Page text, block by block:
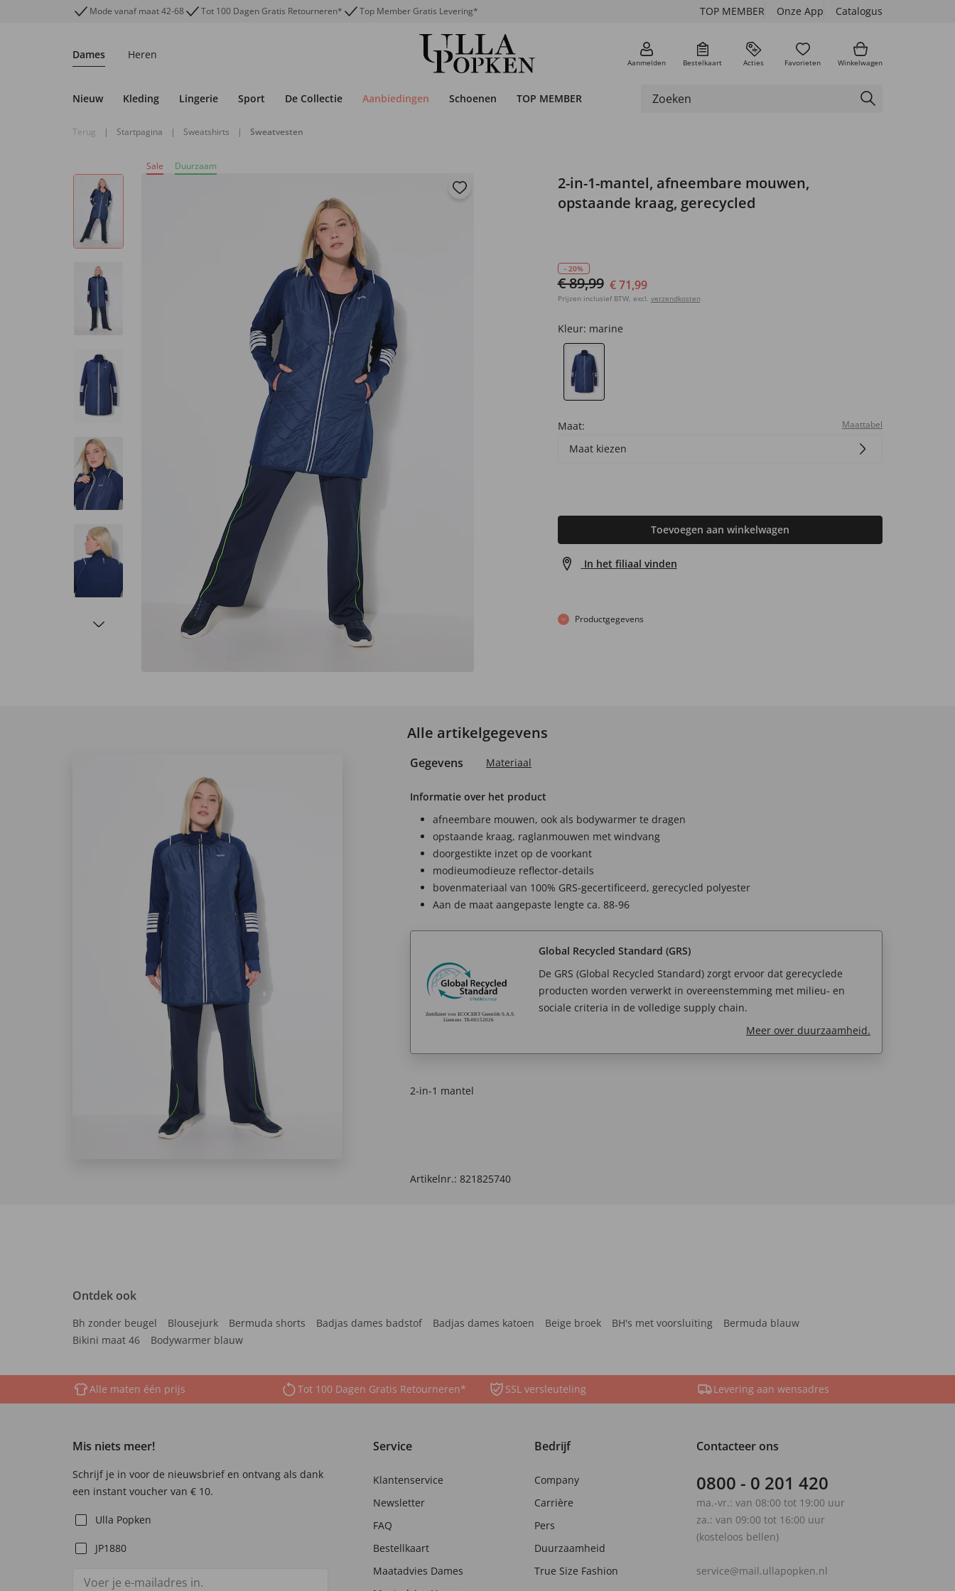
Mode vanaf maat 42-68 Tot 100 Dagen Gratis Retourneren* Top Member Gratis Levering* TOP MEMBER Onze App Catalogus
Dames Heren
Aanmelden Bestelkaart Acties Favorieten Winkelwagen
Nieuw Kleding Lingerie Sport De Collectie Aanbiedingen Schoenen TOP MEMBER
Terug | Startpagina | Sweatshirts | Sweatvesten
Sale Duurzaam
2-in-1-mantel, afneembare mouwen,
opstaande kraag, gerecycled
- 20%
€ 89,99 € 71,99
Prijzen inclusief BTW, excl. verzendkosten
Kleur: marine
Maat: Maattabel
Maat kiezen
Toevoegen aan winkelwagen
In het filiaal vinden
Productgegevens
Alle artikelgegevens
Gegevens Materiaal
Informatie over het product
afneembare mouwen, ook als bodywarmer te dragen
opstaande kraag, raglanmouwen met windvang
doorgestikte inzet op de voorkant
modieumodieuze reflector-details
bovenmateriaal van 100% GRS-gecertificeerd, gerecycled polyester
Aan de maat aangepaste lengte ca. 88-96
Global Recycled Standard (GRS)
De GRS (Global Recycled Standard) zorgt ervoor dat gerecyclede
producten worden verwerkt in overeenstemming met milieu- en
sociale criteria in de volledige supply chain.
Meer over duurzaamheid.
2-in-1 mantel
Artikelnr.: 821825740
Ontdek ook
Bh zonder beugel Blousejurk Bermuda shorts Badjas dames badstof Badjas dames katoen Beige broek BH's met voorsluiting
Bermuda blauw
Bikini maat 46
Bodywarmer blauw
Alle maten één prijs Tot 100 Dagen Gratis Retourneren* SSL versleuteling Levering aan wensadres
Mis niets meer!
Schrijf je in voor de nieuwsbrief en ontvang als dank
een instant voucher van € 10.
Ulla Popken
JP1880
Service
Klantenservice
Newsletter
FAQ
Bestellkaart
Maatadvies Dames
Bedrijf
Company
Carrière
Pers
Duurzaamheid
True Size Fashion
Contacteer ons
0800 - 0 201 420
ma.-vr.: van 08:00 tot 19:00 uur
za.: van 09:00 tot 16:00 uur
(kosteloos bellen)
service@mail.ullapopken.nl